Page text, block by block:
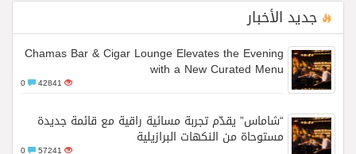
جديد الأخبار
Chamas Bar & Cigar Lounge Elevates the Evening
with a New Curated Menu
42841
“شاماس” يقدّم تجربة مسائية راقية مع قائمة جديدة
مستوحاة من النكهات البرازيلية
57241